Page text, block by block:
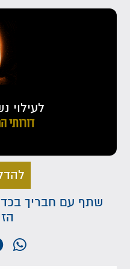
לעילוי
דורותי
שתף עם חבריך